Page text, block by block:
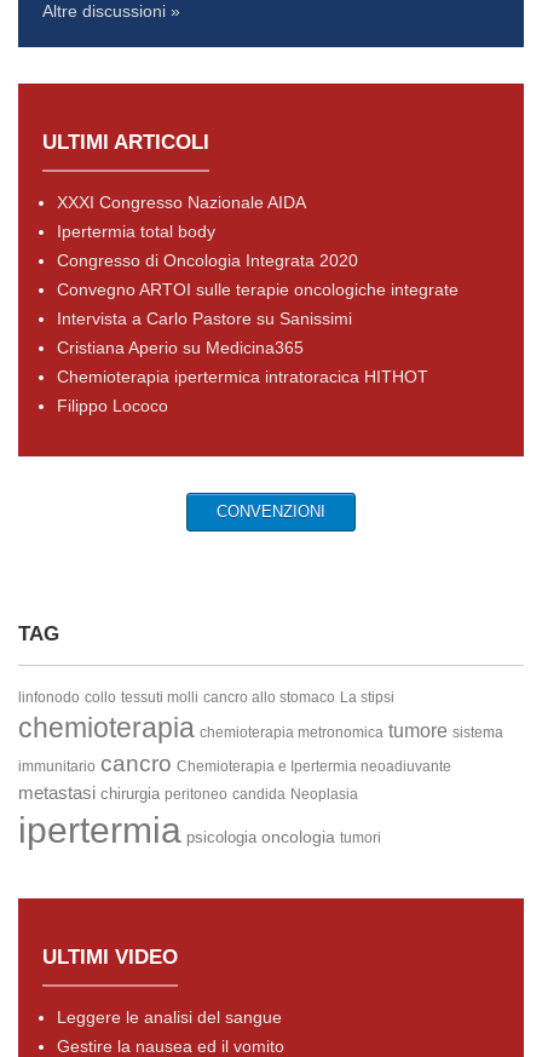
Altre discussioni »
ULTIMI ARTICOLI
XXXI Congresso Nazionale AIDA
Ipertermia total body
Congresso di Oncologia Integrata 2020
Convegno ARTOI sulle terapie oncologiche integrate
Intervista a Carlo Pastore su Sanissimi
Cristiana Aperio su Medicina365
Chemioterapia ipertermica intratoracica HITHOT
Filippo Lococo
CONVENZIONI
TAG
linfonodo collo tessuti molli cancro allo stomaco La stipsi
chemioterapia chemioterapia metronomica tumore sistema
immunitario cancro Chemioterapia e Ipertermia neoadiuvante
metastasi chirurgia peritoneo candida Neoplasia
ipertermia psicologia oncologia tumori
ULTIMI VIDEO
Leggere le analisi del sangue
Gestire la nausea ed il vomito